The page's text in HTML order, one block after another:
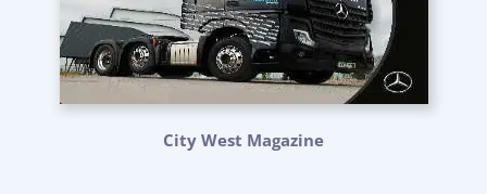
City West Magazine